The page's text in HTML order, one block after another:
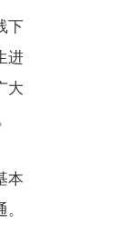
下
进
大
本